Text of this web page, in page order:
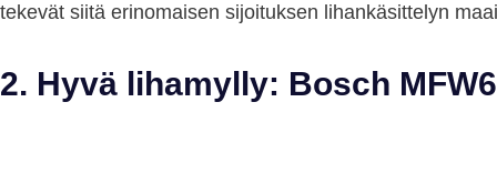
tekevät siitä erinomaisen sijoituksen lihankäsittelyn
2. Hyvä lihamylly: Bosch